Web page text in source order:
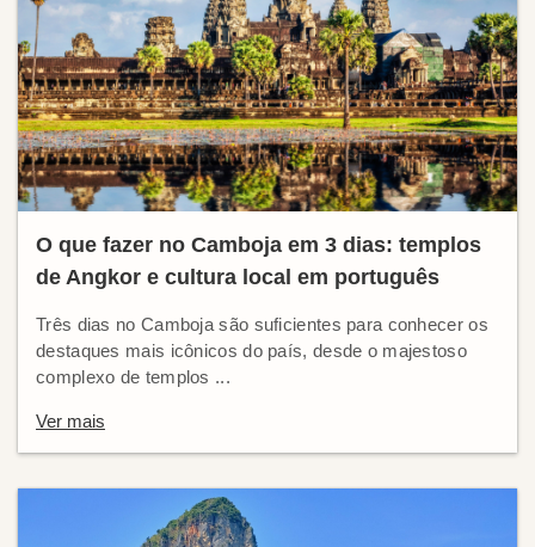
O que fazer no Camboja em 3 dias: templos
de Angkor e cultura local em português
Três dias no Camboja são suficientes para conhecer os
destaques mais icônicos do país, desde o majestoso
complexo de templos ...
Ver mais